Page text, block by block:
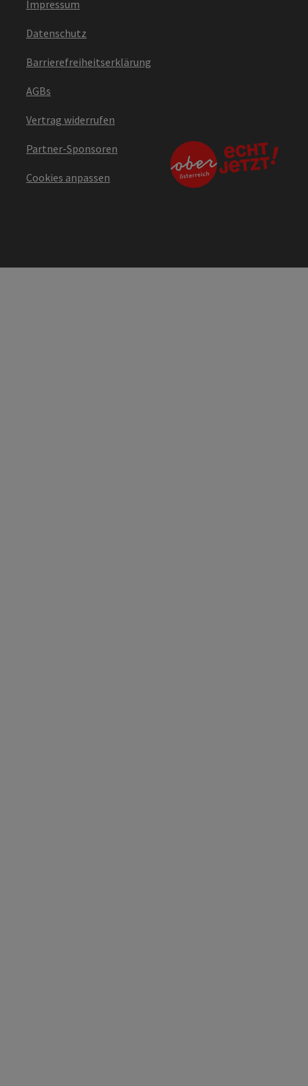
Impressum
Datenschutz
Barrierefreiheitserklärung
AGBs
Vertrag widerrufen
Partner-Sponsoren
Cookies anpassen